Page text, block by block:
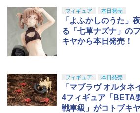
￥4,450
フィギュア 本日発売
「よふかしのうた」
る「七草ナズナ」の
キヤから本日発売！
フィギュア 本日発売
「マブラヴ オルタネ
4フィギュア「BETA
戦車級」がコトブキ